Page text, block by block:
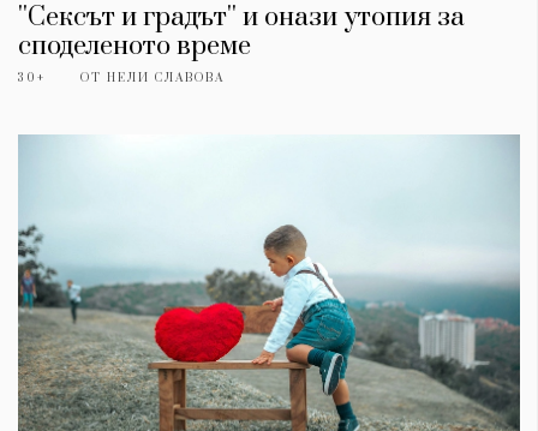
''Сексът и градът'' и онази утопия за
споделеното време
30+ ОТ НЕЛИ СЛАВОВА